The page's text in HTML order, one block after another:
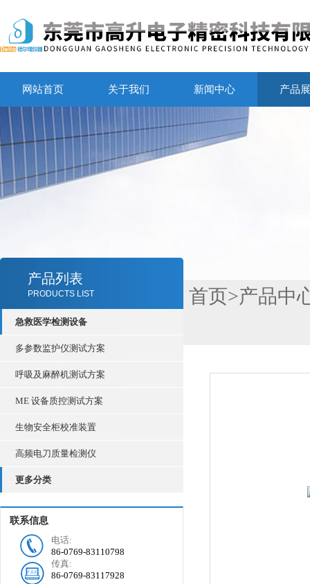
网站首页 关于我们 新闻中心 产品
产品列表
PRODUCTS LIST
急救医学检测设备
多参数监护仪测试方案
呼吸及麻醉机测试方案
ME 设备质控测试方案
生物安全柜校准装置
高频电刀质量检测仪
更多分类
联系信息
电话:
86-0769-83110798
传真:
86-0769-83117928
首页>产品中